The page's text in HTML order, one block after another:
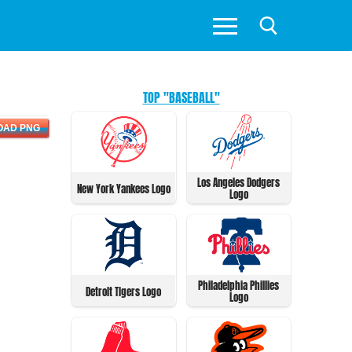
PNG
TOP "BASEBALL"
New York Yankees Logo Los Angeles Dodgers
Logo
Detroit Tigers Logo Philadelphia Phillies
Logo